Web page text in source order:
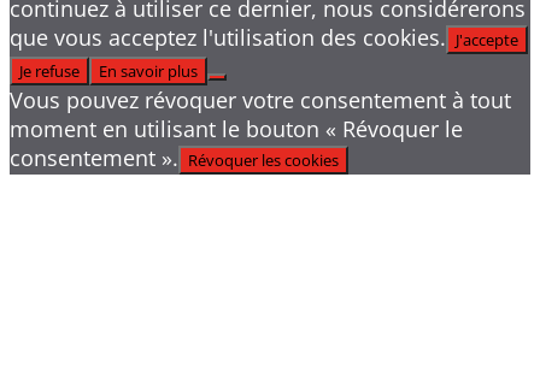
continuez à utiliser ce dernier, nous considérerons
que vous acceptez l'utilisation des cookies. J'accepte
Je refuse
En savoir plus
Vous pouvez révoquer votre consentement à tout
moment en utilisant le bouton « Révoquer le
consentement ». Révoquer les cookies